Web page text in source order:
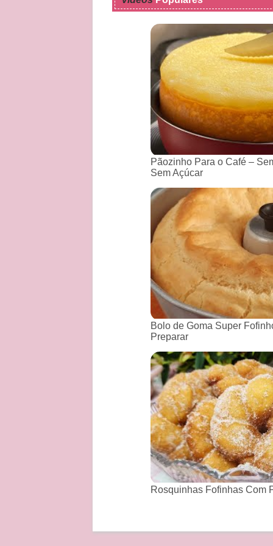
Pãozinho Para o Café –
Sem Açúcar
Bolo de Goma Super
Preparar
Rosquinhas Fofinhas Com